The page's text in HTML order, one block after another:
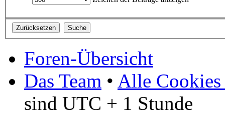
Foren-Übersicht
Das Team • Alle Cookies
sind UTC + 1 Stunde